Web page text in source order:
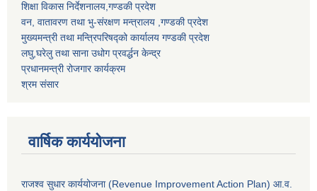
शिक्षा विकास निर्देशनालय,गण्डकी प्रदेश
वन, वातावरण तथा भु-संरक्षण मन्त्रालय ,गण्डकी प्रदेश
मुख्यमन्त्री तथा मन्त्रिपरिषद्को कार्यालय गण्डकी प्रदेश
लघु,घरेलु तथा साना उधोग प्रवर्द्धन केन्द्र
प्रधानमन्त्री रोजगार कार्यक्रम
श्रम संसार
वार्षिक कार्ययोजना
राजश्व सुधार कार्ययोजना (Revenue Improvement Action Plan) आ.व.